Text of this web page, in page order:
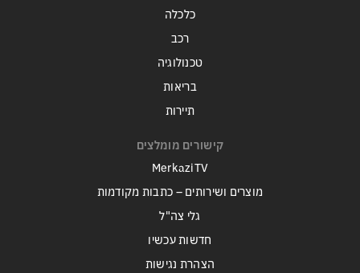
כלכלה
רכב
טכנולוגיה
בריאות
תיירות
קישורים מומלצים
MerkaziTV
מוצרים ושירותים – כתבות מקודמות
גלי צה"ל
חדשות עכשיו
הצהרת נגישות